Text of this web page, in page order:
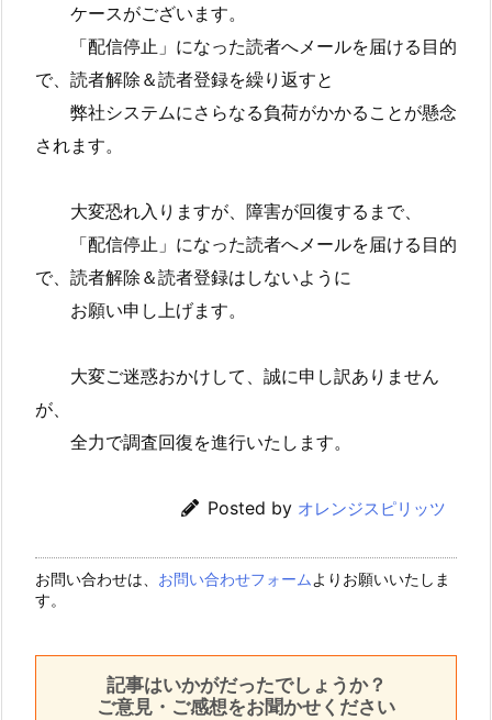
ケースがございます。
「配信停止」になった読者へメールを届ける目的
で、読者解除＆読者登録を繰り返すと
弊社システムにさらなる負荷がかかることが懸念
されます。
大変恐れ入りますが、障害が回復するまで、
「配信停止」になった読者へメールを届ける目的
で、読者解除＆読者登録はしないように
お願い申し上げます。
大変ご迷惑おかけして、誠に申し訳ありません
が、
全力で調査回復を進行いたします。
Posted by オレンジスピリッツ
お問い合わせは、 お問い合わせフォーム よりお願いいたしま
す。
記事はいかがだったでしょうか？
ご意見・ご感想をお聞かせください